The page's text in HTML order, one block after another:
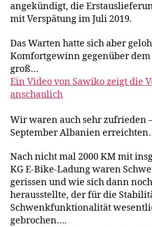
n
angekündigt, die
mit Verspätung im Juli 2019.
Das Warten hatte sich aber
Komfortgewinn gegenüber
groß…
Ein Video von Sawiko zeigt die
anschaulich
Wir waren auch sehr zufrieden
September Albanien
Nach nicht mal 2000 KM mit
KG E-Bike-Ladung waren
gerissen und wie sich dann
herausstellte, der für die
Schwenkfunktionalität
gebrochen….